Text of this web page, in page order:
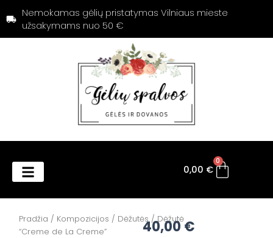
prie
turinio
Nemokamas gėlių pristatymas Vilniaus mieste
užsakymams nuo 50 €
0,00 €
0
Cart
Pradžia / Kompozicijos / Dėžutės/ Dėžutė
“Creme de La Creme”
40,00€